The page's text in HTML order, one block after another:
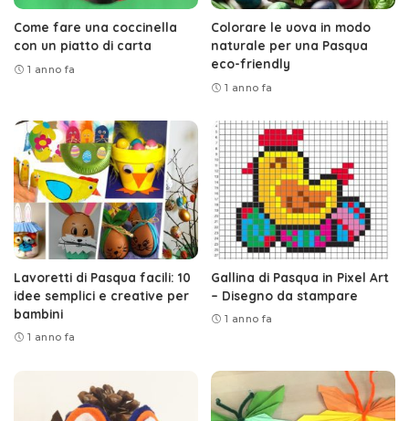
Come fare una coccinella
con un piatto di carta
1 anno fa
Colorare le uova in modo
naturale per una Pasqua
eco-friendly
1 anno fa
Lavoretti di Pasqua facili: 10
idee semplici e creative per
bambini
1 anno fa
Gallina di Pasqua in Pixel Art
– Disegno da stampare
1 anno fa